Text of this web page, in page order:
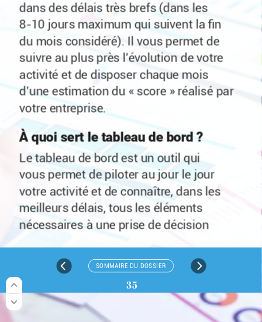
dans des délais très brefs (dans les
8-10 jours maximum qui suivent la fin
du mois considéré). Il vous permet de
suivre au plus près l’évolution de votre
activité et de disposer chaque mois
d’une estimation du « score » réalisé par
votre entreprise.
À quoi sert le tableau de bord ?
Le tableau de bord est un outil qui
vous permet de piloter au jour le jour
votre activité et de connaître, dans les
meilleurs délais, tous les éléments
nécessaires à une prise de décision
qui s’imposerait. Il repose sur une
procédure remontée systématique
périodique de données commerciales,
comptables et financières, de mieux
SOMMAIRE DU DOSSIER
35
prévisionnel, accompagné, le cas
échéant, d’un tableau prévisionnel
de trésorerie.
À quoi servent les comptes
prévisionnels ?
Le principal intérêt
vous permettre simuler votre
du point de vue comptable et financier
pour l’exercice à venir, l’exercice 2026
en l’occurrence, en fonction de votre
ressenti du moment et des objectifs que
vous vous fixez, notamment en termes
de chiffre d’affaires, de marge et de
permanence,
durant l’exercice 2026,
réalisations
avec les prévisions à l’aide
d’un tableau de bord mensuel et, en fin
d’exercice, lorsque disposerez,